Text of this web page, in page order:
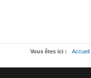
Vous êtes ici : Accueil